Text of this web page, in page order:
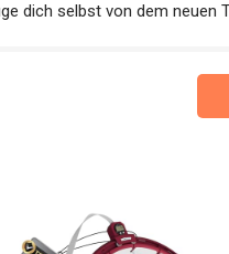
dich selbst von dem neuen